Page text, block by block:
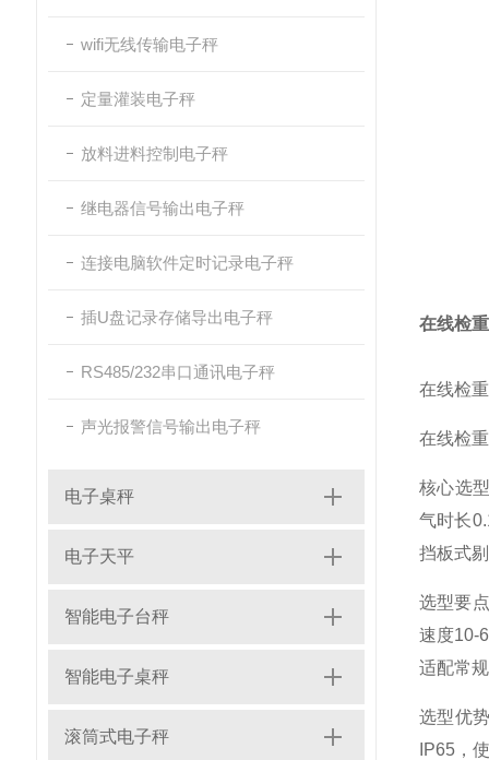
wifi无线传输电子秤
定量灌装电子秤
放料进料控制电子秤
继电器信号输出电子秤
连接电脑软件定时记录电子秤
插U盘记录存储导出电子秤
RS485/232串口通讯电子秤
声光报警信号输出电子秤
电子桌秤
电子天平
智能电子台秤
智能电子桌秤
滚筒式电子秤
在线检
在线检
在线检
核心选
气时长
挡板式
选型要
速度10-
适配常
选型优
IP65，